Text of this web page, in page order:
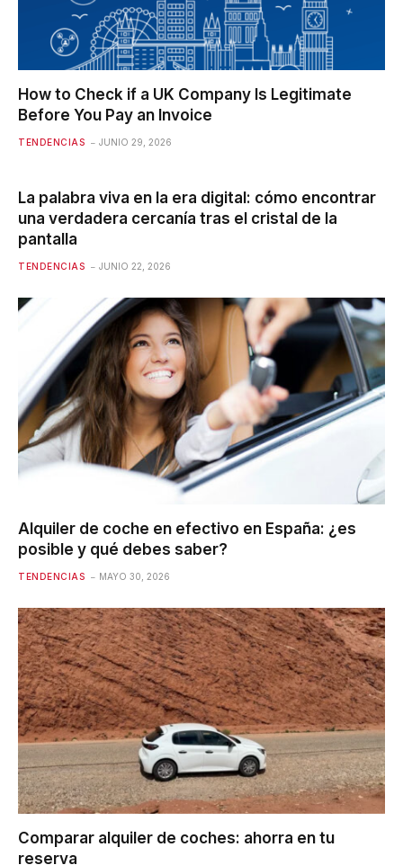
How to Check if a UK Company Is Legitimate
Before You Pay an Invoice
TENDENCIAS JUNIO 29, 2026
La palabra viva en la era digital: cómo encontrar
una verdadera cercanía tras el cristal de la
pantalla
TENDENCIAS JUNIO 22, 2026
Alquiler de coche en efectivo en España: ¿es
posible y qué debes saber?
TENDENCIAS MAYO 30, 2026
Comparar alquiler de coches: ahorra en tu
reserva